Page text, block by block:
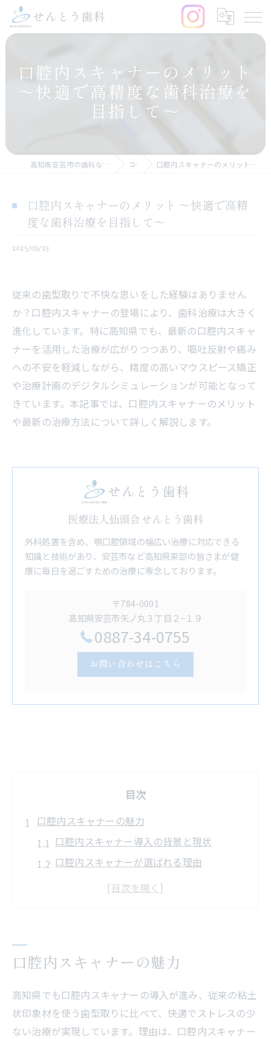
口腔内スキャナーのメリット
〜快適で高精度な歯科治療を
目指して〜
高知県安芸市の歯科なら医療法人仙頭会 せんとう歯科 コラム 口腔内スキャナーのメリット 〜快適で高精度な歯科治療を目指して〜
口腔内スキャナーのメリット 〜快適で高精
度な歯科治療を目指して〜
2025/09/23
従来の歯型取りで不快な思いをした経験はありません
か？口腔内スキャナーの登場により、歯科治療は大きく
進化しています。特に高知県でも、最新の口腔内スキャ
ナーを活用した治療が広がりつつあり、嘔吐反射や痛み
への不安を軽減しながら、精度の高いマウスピース矯正
や治療計画のデジタルシミュレーションが可能となって
きています。本記事では、口腔内スキャナーのメリット
や最新の治療方法について詳しく解説します。
医療法人仙頭会 せんとう歯科
外科処置を含め、顎口腔領域の幅広い治療に対応できる
知識と技術があり、安芸市など高知県東部の皆さまが健
康に毎日を過ごすための治療に専念しております。
〒784-0001
高知県安芸市矢ノ丸３丁目２−１９
0887-34-0755
お問い合わせはこちら
目次
口腔内スキャナーの魅力
口腔内スキャナー導入の背景と現状
口腔内スキャナーが選ばれる理由
精度と快適さを両立する口腔内スキャナー
口腔内スキャナーがもたらす快適な歯科体験
適性
口腔内スキャナーで歯型取りのストレスが
口腔内スキャナーの魅力
高知県でも口腔内スキャナーの導入が進み、従来の粘土
状印象材を使う歯型取りに比べて、快適でストレスの少
ない治療が実現しています。理由は、口腔内スキャナー